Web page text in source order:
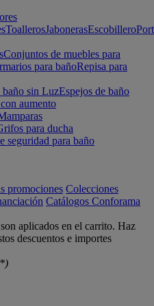
ToallerosJabonerasEscobillero
Conjuntos de muebles para
para bañoRepisa para
baño sin LuzEspejos de baño
aumento
para ducha
seguridad para baño
promociones Colecciones
Catálogos Conforama
aplicados en el carrito. Haz
descuentos e importes